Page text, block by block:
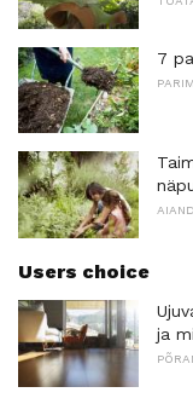
7
Users choice
ja